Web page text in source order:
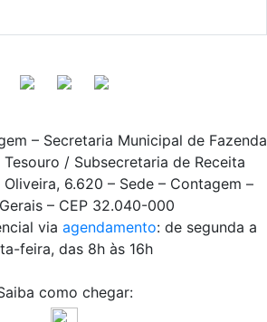
– Secretaria Municipal de Fazenda
/ Subsecretaria de Receita
6.620 – Sede – Contagem –
– CEP 32.040-000
via agendamento: de segunda a
feira, das 8h às 16h
como chegar: